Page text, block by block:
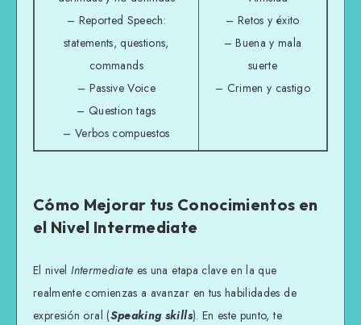
– Reported Speech:
statements, questions,
commands
– Passive Voice
– Question tags
– Verbos compuestos
– Retos y éxito
– Buena y mala
suerte
– Crimen y castigo
Cómo Mejorar tus Conocimientos en
el Nivel Intermediate
El nivelIntermediate es una etapa clave en la que
realmente comienzas a avanzar en tus habilidades de
expresión oral (Speaking skills). En este punto, te